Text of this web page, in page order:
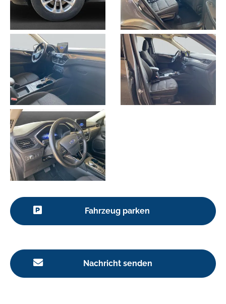
Fahrzeug parken
Nachricht senden